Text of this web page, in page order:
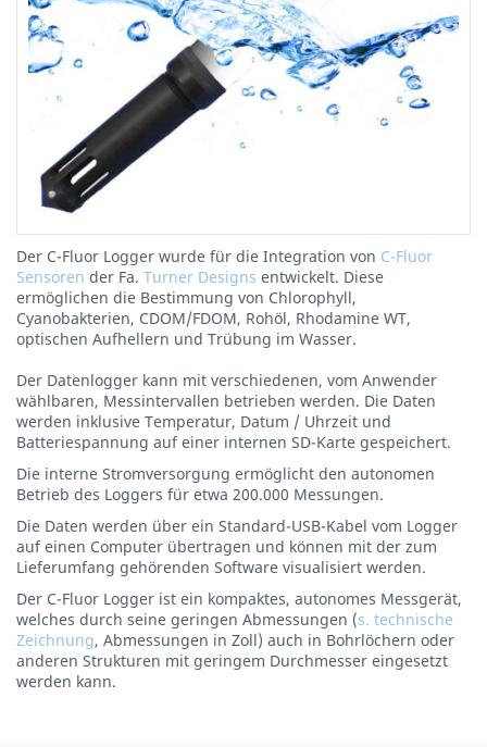
Der C-Fluor Logger wurde für die Integration von C-Fluor
Sensoren der Fa. Turner Designs entwickelt. Diese
ermöglichen die Bestimmung von Chlorophyll,
Cyanobakterien, CDOM/FDOM, Rohöl, Rhodamine WT,
optischen Aufhellern und Trübung im Wasser.
Der Datenlogger kann mit verschiedenen, vom Anwender
wählbaren, Messintervallen betrieben werden. Die Daten
werden inklusive Temperatur, Datum / Uhrzeit und
Batteriespannung auf einer internen SD-Karte gespeichert.
Die interne Stromversorgung ermöglicht den autonomen
Betrieb des Loggers für etwa 200.000 Messungen.
Die Daten werden über ein Standard-USB-Kabel vom Logger
auf einen Computer übertragen und können mit der zum
Lieferumfang gehörenden Software visualisiert werden.
Der C-Fluor Logger ist ein kompaktes, autonomes Messgerät,
welches durch seine geringen Abmessungen (s. technische
Zeichnung, Abmessungen in Zoll) auch in Bohrlöchern oder
anderen Strukturen mit geringem Durchmesser eingesetzt
werden kann.